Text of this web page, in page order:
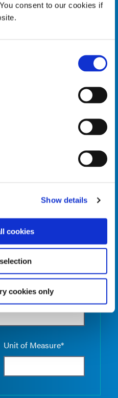
consent to our cookies if
Show details
cookies
cookies only
Empty
Unit of Measure*
Unit of Measure*